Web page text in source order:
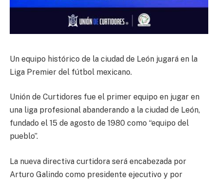
Un equipo histórico de la ciudad de León jugará en la
Liga Premier del fútbol mexicano.
Unión de Curtidores fue el primer equipo en jugar en
una liga profesional abanderando a la ciudad de León,
fundado el 15 de agosto de 1980 como “equipo del
pueblo”.
La nueva directiva curtidora será encabezada por
Arturo Galindo como presidente ejecutivo y por